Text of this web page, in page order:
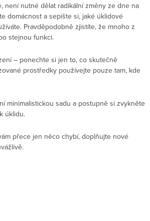
není nutné dělat radikální změny ze dne na
domácnost a sepište si, jaké úklidové
Pravděpodobně zjistíte, že mnoho z
stejnou funkci.
– ponechte si jen to, co skutečně
prostředky používejte pouze tam, kde
minimalistickou sadu a postupně si zvykněte
úklidu.
přece jen něco chybí, doplňujte nové